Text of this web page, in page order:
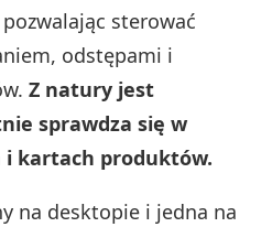
sterować
odstępami i
Z natury jest
sprawdza się w
i kartach produktów.
na desktopie i jedna na